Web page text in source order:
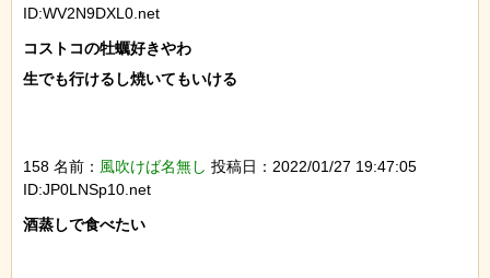
ID:WV2N9DXL0.net
コストコの牡蠣好きやわ
生でも行けるし焼いてもいける
158 名前： 風吹けば名無し 投稿日：2022/01/27 19:47:05
ID:JP0LNSp10.net
酒蒸しで食べたい